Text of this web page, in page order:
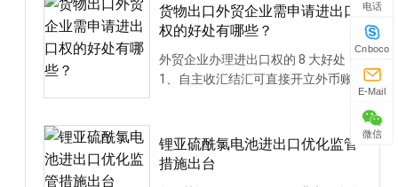
货物出口外贸企业需申请进出口
权的好处有哪些？
外贸企业办理进出口权的 8 大好处
1、自主收汇结汇可直接开立外币账
锂亚硫酰氯电池进出口优化监管
措施出台
电话
Cnboco
E-Mail
微信